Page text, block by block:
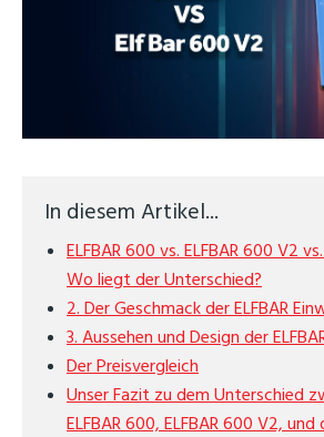
In diesem Artikel...
ELFBAR 600 vs. ELFBAR 600 V2
Wo liegt der Unterschied?
2. Der Geschmack der ELFBAR
3. Aussehen und Design der
Der Preisvergleich
Unser Fazit zu dem Unterschied
ELFBAR 600, ELFBAR 600 V2, und